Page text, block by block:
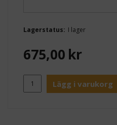
Lagerstatus: I lager
675,00 kr
Lägg i varukorg